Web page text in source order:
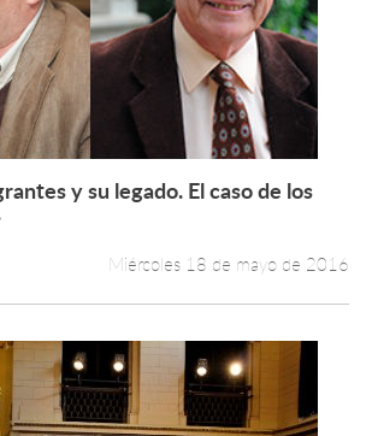
Leer más +
y su legado. El caso de los
Miércoles 18 de mayo de 2016